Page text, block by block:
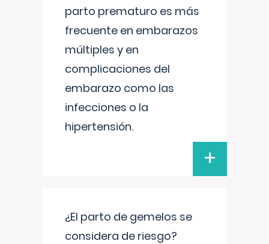
parto prematuro es más
frecuente en embarazos
múltiples y en
complicaciones del
embarazo como las
infecciones o la
hipertensión.
+
¿El parto de gemelos se
considera de riesgo?